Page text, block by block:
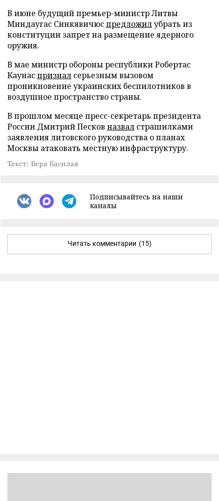
В июне будущий премьер-министр Литвы
Миндаугас Синкявичюспредложилубрать из
конституции запрет на размещение ядерного
оружия.
В мае министр обороны республики Робертас
Каунаспризнал серьезным вызовом
проникновение украинских беспилотников в
воздушное пространство страны.
В прошлом месяце пресс-секретарь президента
России Дмитрий Песков назвал страшилками
заявления литовского руководства о планах
Москвы атаковать местную инфраструктуру.
Текст: Вера Басилая
Подписывайтесь на наши
каналы
Читать комментарии (15)